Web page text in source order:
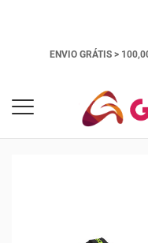
ENVIO GRÁTIS >